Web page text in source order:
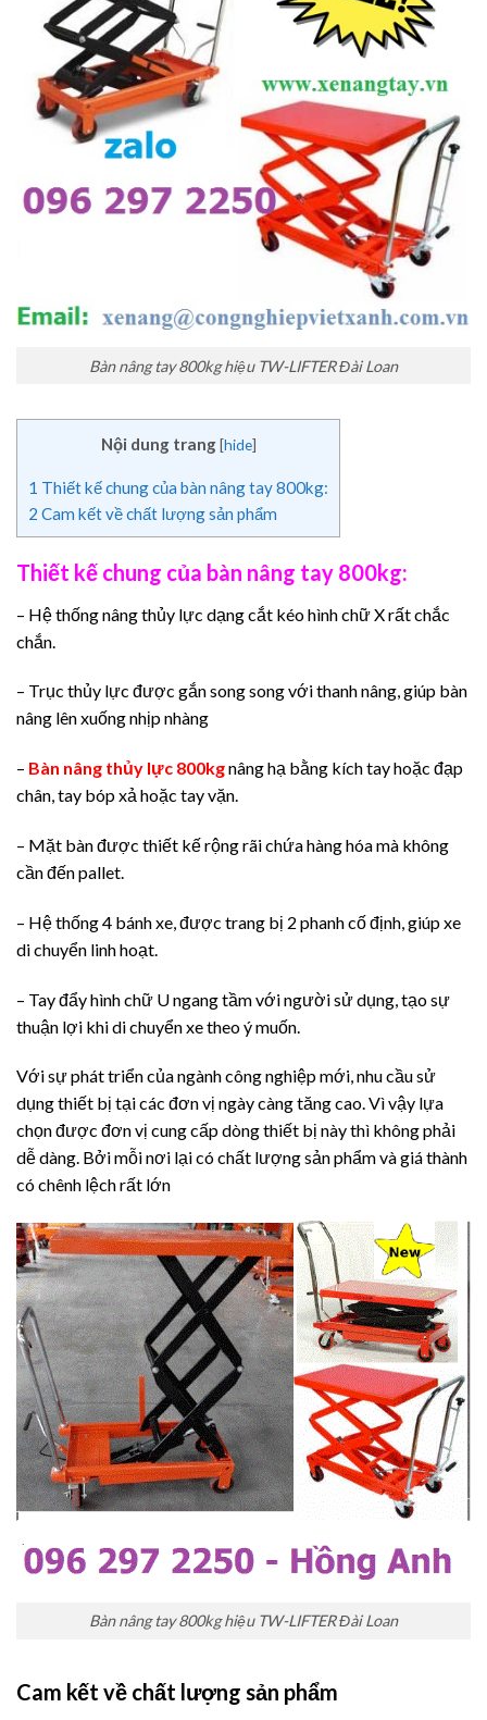
Bàn nâng tay 800kg hiệu TW-LIFTER Đài Loan
Nội dung trang [hide]
1 Thiết kế chung của bàn nâng tay 800kg:
2 Cam kết về chất lượng sản phẩm
Thiết kế chung của bàn nâng tay 800kg:
– Hệ thống nâng thủy lực dạng cắt kéo hình chữ X rất chắc
chắn.
– Trục thủy lực được gắn song song với thanh nâng, giúp bàn
nâng lên xuống nhịp nhàng
– Bàn nâng thủy lực 800kgnâng hạ bằng kích tay hoặc đạp
chân, tay bóp xả hoặc tay vặn.
– Mặt bàn được thiết kế rộng rãi chứa hàng hóa mà không
cần đến pallet.
– Hệ thống 4 bánh xe, được trang bị 2 phanh cố định, giúp xe
di chuyển linh hoạt.
– Tay đẩy hình chữ U ngang tầm với người sử dụng, tạo sự
thuận lợi khi di chuyển xe theo ý muốn.
Với sự phát triển của ngành công nghiệp mới, nhu cầu sử
dụng thiết bị tại các đơn vị ngày càng tăng cao. Vì vậy lựa
chọn được đơn vị cung cấp dòng thiết bị này thì không phải
dễ dàng. Bởi mỗi nơi lại có chất lượng sản phẩm và giá thành
có chênh lệch rất lớn
Bàn nâng tay 800kg hiệu TW-LIFTER Đài Loan
Cam kết về chất lượng sản phẩm